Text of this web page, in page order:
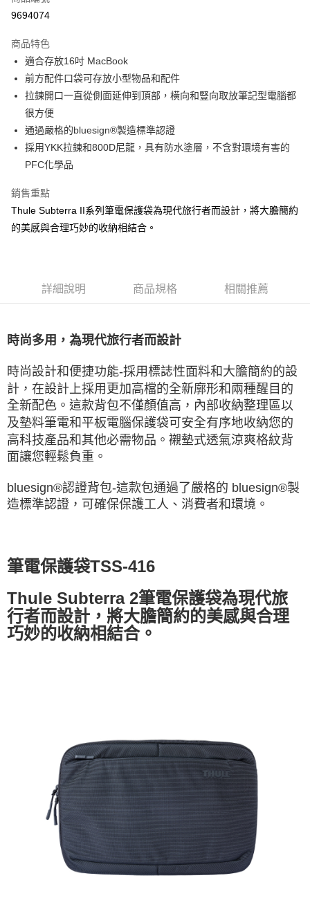
上海商業儲蓄銀行
臺灣中小企業銀行
匯豐（台灣）商業銀行
聯邦商業銀行
遠東國際商業銀行
元大商業銀行
永豐商業銀行
玉山商業銀行
台灣樂天信用卡公司
合作金庫商業銀行
上海商業儲蓄銀行
國泰世華商業銀行
匯豐（台灣）商業銀行
華泰商業銀行
聯邦商業銀行
遠東國際商業銀行
元大商業銀行
玉山商業銀行
星展（台灣）商業銀行
台新國際商業銀行
中國信託商業銀行
LINE Pay
Apple Pay
街口支付
悠遊付
全盈+PAY
運送方式
每筆NT$100，滿NT$1,000(含以上)免運費
9694074
商品特色
適合存放16吋 MacBook
前方配件口袋可存放小型物品和配件
拉鍊開口一直從側面延伸到頂部，橫向和豎向取放筆記型電腦都
很方便
通過嚴格的bluesign®製造標準認證
採用YKK拉鍊和800D尼龍，具有防水塗層，不含對環境有害的
PFC化學品
銷售重點
Thule Subterra II系列筆電保護袋為現代旅行者而設計，將大膽簡約
的美感與合理巧妙的收納相結合。
詳細說明 商品規格 相關推薦
時尚多用，為現代旅行者而設計
時尚設計和便捷功能-採用標誌性面料和大膽簡約的設
計，在設計上採用更加高檔的全新廓形和兩種醒目的
全新配色。這款背包不僅顏值高，內部收納整理區以
及墊料筆電和平板電腦保護袋可安全有序地收納您的
高科技產品和其他必需物品。襯墊式透氣涼爽格紋背
面讓您輕鬆負重。
bluesign®認證背包-這款包通過了嚴格的 bluesign®製
造標準認證，可確保保護工人、消費者和環境。
筆電保護袋TSS-416
Thule Subterra 2筆電保護袋為現代旅
行者而設計，將大膽簡約的美感與合理
巧妙的收納相結合。